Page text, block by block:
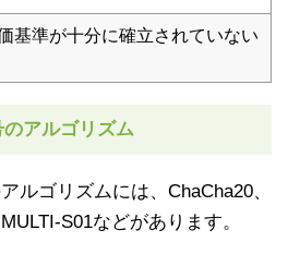
基準が十分に確立されていない
アルゴリズム
ルゴリズムには、ChaCha20、
S01などがあります。